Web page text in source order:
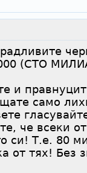
(СТО
и
само
че всеки
си! Т.е. 80
от тях! Без